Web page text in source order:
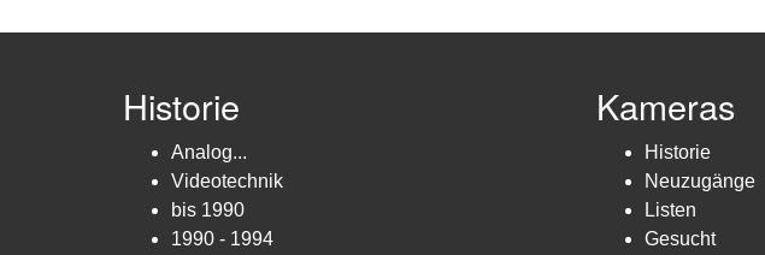
Historie
Analog...
Videotechnik
bis 1990
1990 - 1994
Kameras
Historie
Neuzugänge
Listen
Gesucht